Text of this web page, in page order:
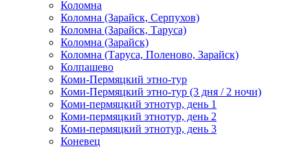
Коломна
Коломна (Зарайск, Серпухов)
Коломна (Зарайск, Таруса)
Коломна (Зарайск)
Коломна (Таруса, Поленово, Зарайск)
Колпашево
Коми-Пермяцкий этно-тур
Коми-Пермяцкий этно-тур (3 дня / 2 ночи)
Коми-пермяцкий этнотур, день 1
Коми-пермяцкий этнотур, день 2
Коми-пермяцкий этнотур, день 3
Коневец